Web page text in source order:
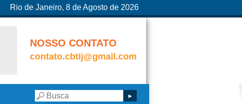
Rio de Janeiro, 8 de Agosto de 2026
NOSSO CONTATO
contato.cbtij@gmail.com